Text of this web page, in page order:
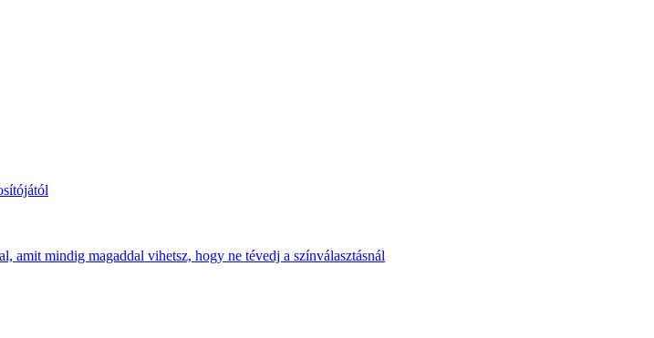
amit mindig magaddal vihetsz, hogy ne tévedj a színválasztásnál